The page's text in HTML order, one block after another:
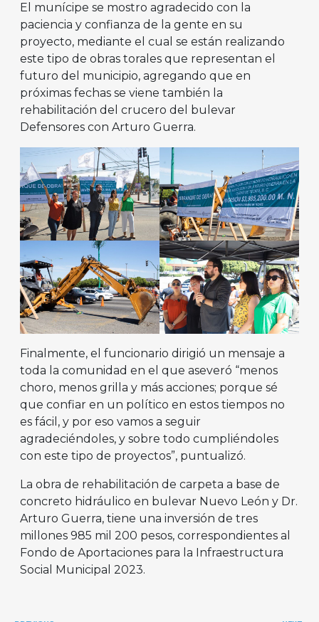
El munícipe se mostro agradecido con la
paciencia y confianza de la gente en su
proyecto, mediante el cual se están realizando
este tipo de obras torales que representan el
futuro del municipio, agregando que en
próximas fechas se viene también la
rehabilitación del crucero del bulevar
Defensores con Arturo Guerra.
Finalmente, el funcionario dirigió un mensaje a
toda la comunidad en el que aseveró “menos
choro, menos grilla y más acciones; porque sé
que confiar en un político en estos tiempos no
es fácil, y por eso vamos a seguir
agradeciéndoles, y sobre todo cumpliéndoles
con este tipo de proyectos”, puntualizó.
La obra de rehabilitación de carpeta a base de
concreto hidráulico en bulevar Nuevo León y Dr.
Arturo Guerra, tiene una inversión de tres
millones 985 mil 200 pesos, correspondientes al
Fondo de Aportaciones para la Infraestructura
Social Municipal 2023.